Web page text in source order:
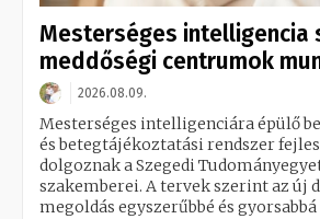
Mesterséges intelligencia
meddőségi centrumok
2026.08.09.
Mesterséges intelligenciára épülő
és betegtájékoztatási rendszer
dolgoznak a Szegedi
szakemberei. A tervek szerint az új
megoldás egyszerűbbé és gyorsabbá